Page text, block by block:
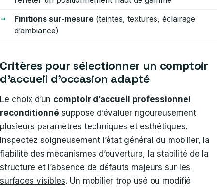
Finitions sur-mesure (teintes, textures, éclairage
d’ambiance)
Critères pour sélectionner un comptoir
d’accueil d’occasion adapté
Le choix d’un comptoir d’accueil professionnel
reconditionné suppose d’évaluer rigoureusement
plusieurs paramètres techniques et esthétiques.
Inspectez soigneusement l’état général du mobilier, la
fiabilité des mécanismes d’ouverture, la stabilité de la
structure et l’absence de défauts majeurs sur les
surfaces visibles. Un mobilier trop usé ou modifié